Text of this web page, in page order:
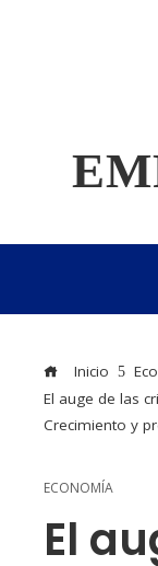
Inicio
El auge de las
Crecimiento y
ECONOMÍA
El